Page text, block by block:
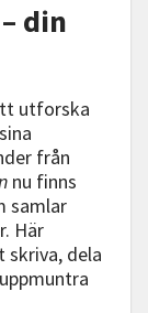
din
utforska
från
nu finns
samlar
Här
skriva, dela